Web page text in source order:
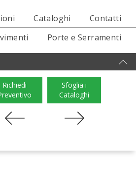
Cataloghi
Contatti
Porte e Serramenti
Richiedi
Sfoglia i
Cataloghi